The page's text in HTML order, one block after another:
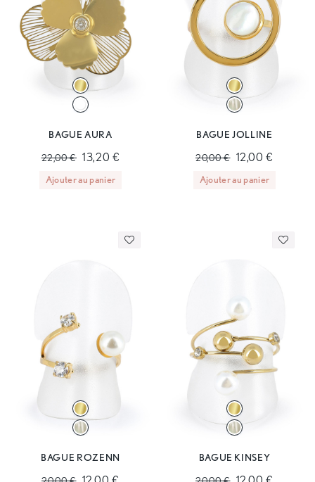
BAGUE AURA
22,00 € 13,20 €
Ajouter au panier
BAGUE JOLLINE
20,00 € 12,00 €
Ajouter au panier
BAGUE ROZENN
BAGUE KINSEY